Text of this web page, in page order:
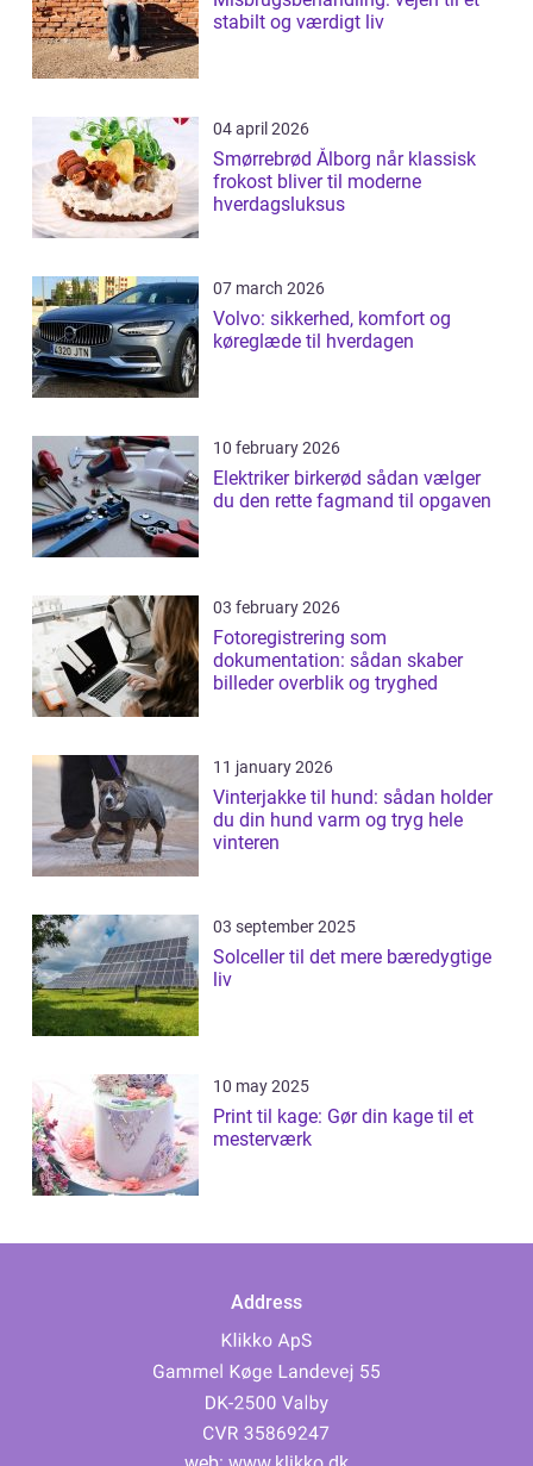
stabilt og værdigt liv
04 april 2026
Smørrebrød Ålborg når klassisk
frokost bliver til moderne
hverdagsluksus
07 march 2026
Volvo: sikkerhed, komfort og
køreglæde til hverdagen
10 february 2026
Elektriker birkerød sådan vælger
du den rette fagmand til opgaven
03 february 2026
Fotoregistrering som
dokumentation: sådan skaber
billeder overblik og tryghed
11 january 2026
Vinterjakke til hund: sådan holder
du din hund varm og tryg hele
vinteren
03 september 2025
Solceller til det mere bæredygtige
liv
10 may 2025
Print til kage: Gør din kage til et
mesterværk
Address